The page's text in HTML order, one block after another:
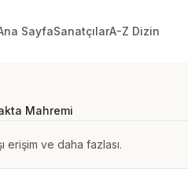
SayfaSanatçılarA-Z Dizin
Mahremi
erişim ve daha fazlası.